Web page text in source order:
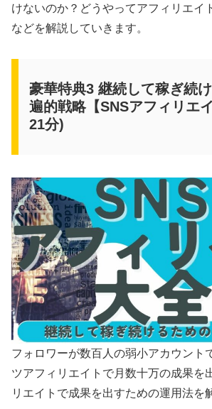
けないのか？どうやってアフィリエイ
などを解説していきます。
豪華特典3 継続して稼ぎ続
遍的戦略【SNSアフィリエ
21分)
フォロワーが数百人の弱小アカウント
ツアフィリエイトで月数十万の成果を
リエイトで成果を出すための運用法を